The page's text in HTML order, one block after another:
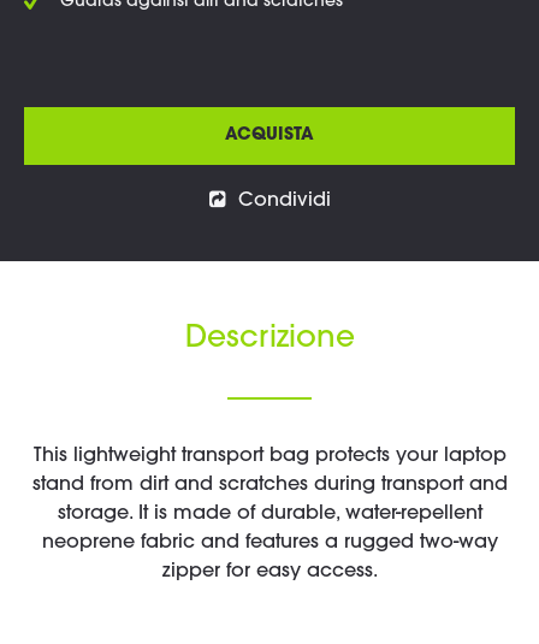
ACQUISTA
Condividi
Descrizione
This lightweight transport bag protects your laptop
stand from dirt and scratches during transport and
storage. It is made of durable, water-repellent
neoprene fabric and features a rugged two-way
zipper for easy access.